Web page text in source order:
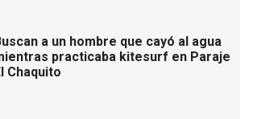
a un hombre que cayó al agua
practicaba kitesurf en Paraje
Chaquito